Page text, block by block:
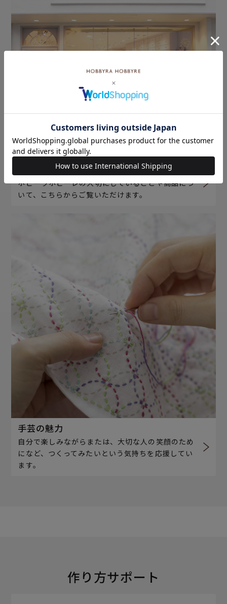
ホビーラホビーレについて
ホビーラホビーレの大切にしていることや商品につ
いて、こちらからご覧いただけます。
手芸の魅力
自分で楽しみながらまたは、大切な人の笑顔のため
になど、つくってみたいという気持ちを応援してい
ます。
作り方サポート